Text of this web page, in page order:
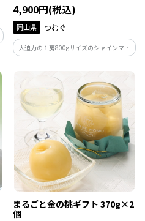
4,900円(税込)
岡山県 つむぐ
大迫力の１房800gサイズのシャインマス
カット。食べ応えのあるシャインマスカ
期：8月26日～9月中旬】
まるごと金の桃ギフト 370g×2
個